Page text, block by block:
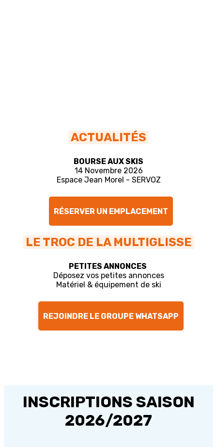
ACTUALITÉS
BOURSE AUX SKIS
14 Novembre 2026
Espace Jean Morel - SERVOZ
RÉSERVER UN EMPLACEMENT
LE TROC DE LA MULTIGLISSE
PETITES ANNONCES
Déposez vos petites annonces
Matériel & équipement de ski
REJOINDRE LE GROUPE WHATSAPP
INSCRIPTIONS SAISON
2026/2027